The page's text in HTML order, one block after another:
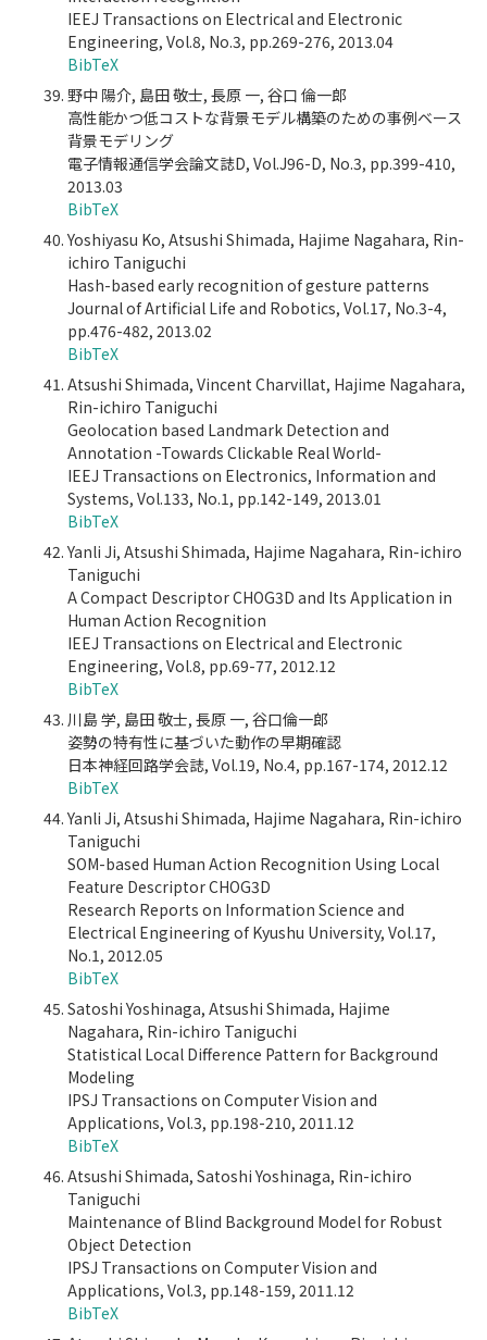
IEEJ Transactions on Electrical and Electronic
Engineering, Vol.8, No.3, pp.269-276, 2013.04
BibTeX
野中 陽介, 島田 敬士, 長原 一, 谷口 倫一郎
高性能かつ低コストな背景モデル構築のための事例ベース
背景モデリング
電子情報通信学会論文誌D, Vol.J96-D, No.3, pp.399-410,
2013.03
BibTeX
Yoshiyasu Ko, Atsushi Shimada, Hajime Nagahara, Rin-
ichiro Taniguchi
Hash-based early recognition of gesture patterns
Journal of Artificial Life and Robotics, Vol.17, No.3-4,
pp.476-482, 2013.02
BibTeX
Atsushi Shimada, Vincent Charvillat, Hajime Nagahara,
Rin-ichiro Taniguchi
Geolocation based Landmark Detection and
Annotation -Towards Clickable Real World-
IEEJ Transactions on Electronics, Information and
Systems, Vol.133, No.1, pp.142-149, 2013.01
BibTeX
Yanli Ji, Atsushi Shimada, Hajime Nagahara, Rin-ichiro
Taniguchi
A Compact Descriptor CHOG3D and Its Application in
Human Action Recognition
IEEJ Transactions on Electrical and Electronic
Engineering, Vol.8, pp.69-77, 2012.12
BibTeX
川島 学, 島田 敬士, 長原 一, 谷口倫一郎
姿勢の特有性に基づいた動作の早期確認
日本神経回路学会誌, Vol.19, No.4, pp.167-174, 2012.12
BibTeX
Yanli Ji, Atsushi Shimada, Hajime Nagahara, Rin-ichiro
Taniguchi
SOM-based Human Action Recognition Using Local
Feature Descriptor CHOG3D
Research Reports on Information Science and
Electrical Engineering of Kyushu University, Vol.17,
No.1, 2012.05
BibTeX
Satoshi Yoshinaga, Atsushi Shimada, Hajime
Nagahara, Rin-ichiro Taniguchi
Statistical Local Difference Pattern for Background
Modeling
IPSJ Transactions on Computer Vision and
Applications, Vol.3, pp.198-210, 2011.12
BibTeX
Atsushi Shimada, Satoshi Yoshinaga, Rin-ichiro
Taniguchi
Maintenance of Blind Background Model for Robust
Object Detection
IPSJ Transactions on Computer Vision and
Applications, Vol.3, pp.148-159, 2011.12
BibTeX